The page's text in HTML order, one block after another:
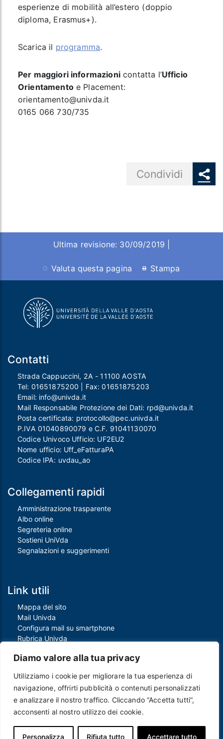
Diamo valore alla tua privacy
Utilizziamo i cookie per migliorare la tua esperienza di
navigazione, offrirti pubblicità o contenuti personalizzati
e analizzare il nostro traffico. Cliccando “Accetta tutti”,
acconsenti al nostro utilizzo dei cookie.
Personalizza Rifiuta tutto Accettare tutto
esperienze di mobilità all’estero (doppio
diploma, Erasmus+).
Scarica il programma.
Per maggiori informazionicontatta l’Ufficio
Orientamentoe Placement:
orientamento@univda.it
0165 066 730/735
Condividi
Ultima revisione: 30/09/2019 |
Valuta questa pagina Stampa
Contatti
Strada Cappuccini, 2A - 11100 AOSTA
Tel: 01651875200 | Fax:01651875203
Email: info@univda.it
Mail Responsabile Protezione dei Dati: rpd@univda.it
Posta certificata: protocollo@pec.univda.it
P.IVA 01040890079 e C.F. 91041130070
Codice Univoco Ufficio: UF2EU2
Nome ufficio: Uff_eFatturaPA
Codice IPA: uvdau_ao
Collegamenti rapidi
Amministrazione trasparente
Albo online
Segreteria online
Sostieni UniVda
Segnalazioni e suggerimenti
Link utili
Mappa del sito
Mail Univda
Configura mail su smartphone
Rubrica Univda
Piè di pagina
Crediti
Note legali
Contatti
Privacy e Cookie policy
Protezione dei dati personali